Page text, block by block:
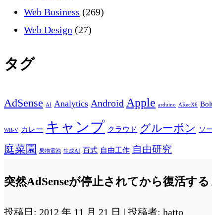
Web Business (269)
Web Design (27)
タグ
AdSense AI Analytics Android Apple arduino ARecX6
WR-V カレー キャンプ クラウド グルーポン ソ
庭菜園
果物電池 生成AI 百式 自由工作 自由研究
突然AdSenseが停止されてから復活す
投稿日: 2012 年 11 月 21 日 | 投稿者: hatto